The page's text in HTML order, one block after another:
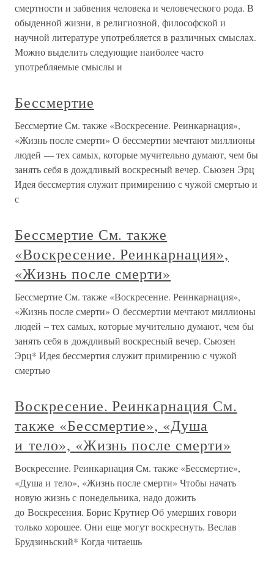
смертности и забвения человека и человеческого рода. В
обыденной жизни, в религиозной, философской и
научной литературе употребляется в различных смыслах.
Можно выделить следующие наиболее часто
употребляемые смыслы и
Бессмертие
Бессмертие См. также «Воскресение. Реинкарнация»,
«Жизнь после смерти» О бессмертии мечтают миллионы
людей — тех самых, которые мучительно думают, чем бы
занять себя в дождливый воскресный вечер. Сьюзен Эрц
Идея бессмертия служит примирению с чужой смертью и
с
Бессмертие См. также
«Воскресение. Реинкарнация»,
«Жизнь после смерти»
Бессмертие См. также «Воскресение. Реинкарнация»,
«Жизнь после смерти» О бессмертии мечтают миллионы
людей – тех самых, которые мучительно думают, чем бы
занять себя в дождливый воскресный вечер. Сьюзен
Эрц* Идея бессмертия служит примирению с чужой
смертью
Воскресение. Реинкарнация См.
также «Бессмертие», «Душа
и тело», «Жизнь после смерти»
Воскресение. Реинкарнация См. также «Бессмертие»,
«Душа и тело», «Жизнь после смерти» Чтобы начать
новую жизнь с понедельника, надо дожить
до Воскресения. Борис Крутиер Об умерших говори
только хорошее. Они еще могут воскреснуть. Веслав
Брудзиньский* Когда читаешь